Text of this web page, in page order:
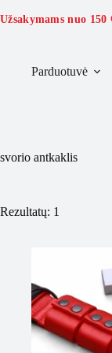
to
Užsakymams nuo 150
Parduotuvė
svorio antkaklis
Rezultatų: 1